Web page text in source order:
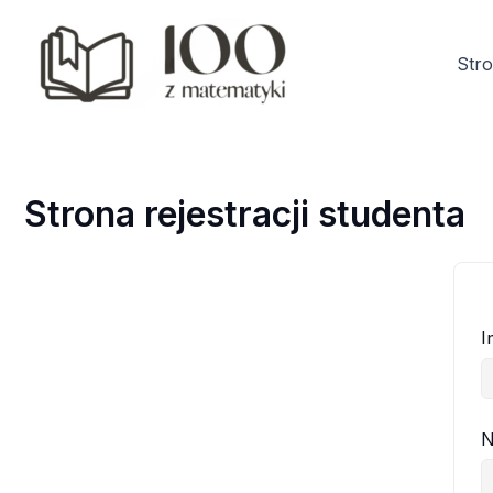
Strona rejestracji studenta